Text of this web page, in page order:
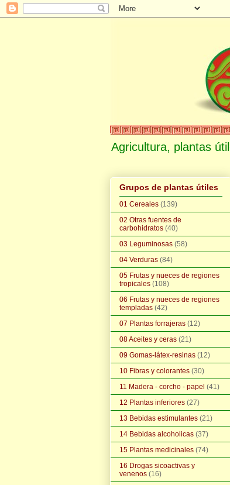
Agricultura, plantas
Grupos de plantas útiles
01 Cereales (139)
02 Otras fuentes de
carbohidratos (40)
03 Leguminosas (58)
04 Verduras (84)
05 Frutas y nueces de regiones
tropicales (108)
06 Frutas y nueces de regiones
templadas (42)
07 Plantas forrajeras (12)
08 Aceites y ceras (21)
09 Gomas-látex-resinas (12)
10 Fibras y colorantes (30)
11 Madera - corcho - papel (41)
12 Plantas inferiores (27)
13 Bebidas estimulantes (21)
14 Bebidas alcoholicas (37)
15 Plantas medicinales (74)
16 Drogas sicoactivas y
venenos (16)